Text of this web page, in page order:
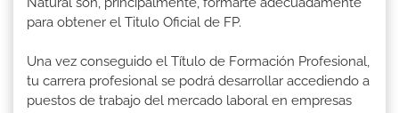
para obtener el Titulo Oficial de FP.
Una vez conseguido el Título de Formación Profesional,
tu carrera profesional se podrá desarrollar accediendo a
puestos de trabajo del mercado laboral en empresas